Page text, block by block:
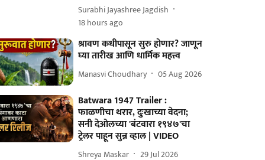
Surabhi Jayashree Jagdish
18 hours ago
श्रावण कधीपासून सुरु होणार? जाणून
घ्या तारीख आणि धार्मिक महत्त्व
Manasvi Choudhary 05 Aug 2026
Batwara 1947 Trailer :
फाळणीचा थरार, दुःखाच्या वेदना;
सनी देओलच्या 'बंटवारा १९४७'चा
ट्रेलर पाहून सुन्न व्हाल | VIDEO
Shreya Maskar 29 Jul 2026